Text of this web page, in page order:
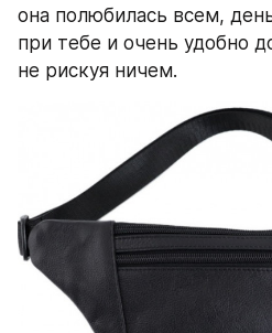
она полюбилась всем,
при тебе и очень удобно
не рискуя ничем.